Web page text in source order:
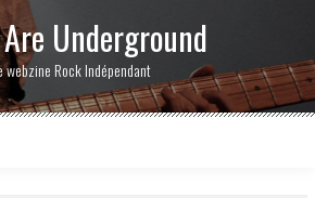
Underground
webzine Rock Indépendant